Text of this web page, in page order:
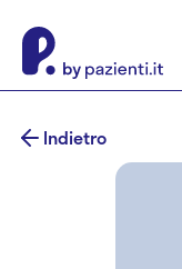
Indietro